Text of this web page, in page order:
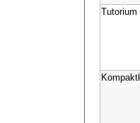
Tutorium